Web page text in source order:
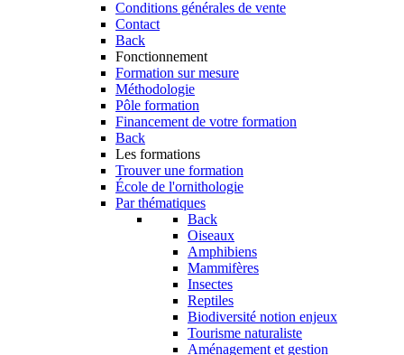
Conditions générales de vente
Contact
Back
Fonctionnement
Formation sur mesure
Méthodologie
Pôle formation
Financement de votre formation
Back
Les formations
Trouver une formation
École de l'ornithologie
Par thématiques
Back
Oiseaux
Amphibiens
Mammifères
Insectes
Reptiles
Biodiversité notion enjeux
Tourisme naturaliste
Aménagement et gestion